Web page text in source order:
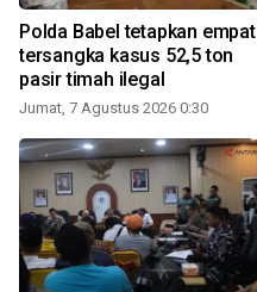
Polda Babel tetapkan empat
tersangka kasus 52,5 ton
pasir timah ilegal
Jumat, 7 Agustus 2026 0:30